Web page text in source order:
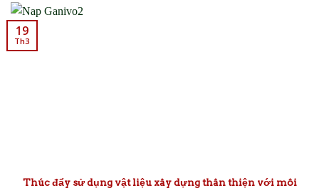
Thúc đẩy sử dụng vật liệu xây dựng thân thiện với môi
19
Th3